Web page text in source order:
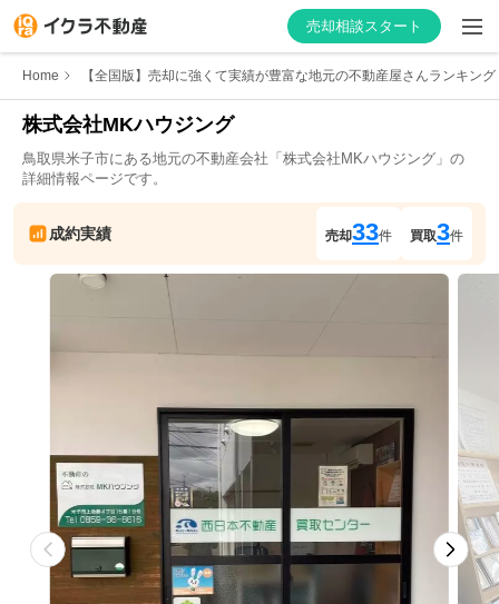
売却相談スタート
はじめての方へ
不動産会社を探す
物件の価格を知る
Home 【全国版】売却に強くて実績が豊富な地元の不動産屋さんランキング
株式会社MKハウジング
鳥取県米子市にある地元の不動産会社「 株式会社MKハウジング 」の
詳細情報ページです。
成約実績 売却33件 買取3件